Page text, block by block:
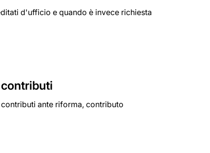
d'ufficio e quando è invece richiesta
ante riforma, contributo